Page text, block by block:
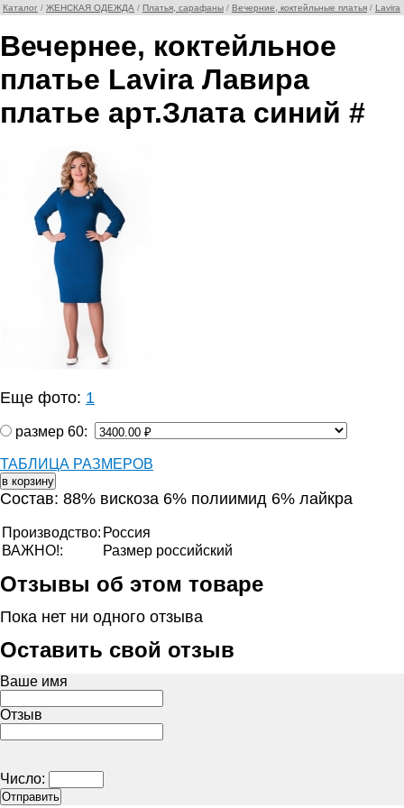
Каталог / ЖЕНСКАЯ ОДЕЖДА / Платья, сарафаны / Вечерние, коктейльные платья / Lavira
Вечернее, коктейльное
платье Lavira Лавира
платье арт.Злата синий #
Еще фото: 1
размер 60:
ТАБЛИЦА РАЗМЕРОВ
Состав: 88% вискоза 6% полиимид 6% лайкра
Производство: Россия
ВАЖНО!:
Размер российский
Отзывы об этом товаре
Пока нет ни одного отзыва
Оставить свой отзыв
Ваше имя
Отзыв
Число: